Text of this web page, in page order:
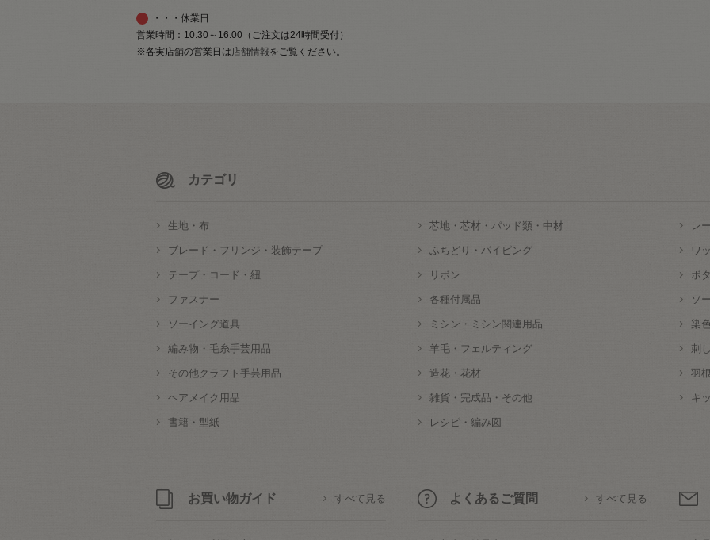
・・・休業日
営業時間：10:30～16:00（ご注文は24時間受付）
※各実店舗の営業日は店舗情報をご覧ください。
カテゴリ
生地・布 芯地・芯材・パッド類・中材 レ
ブレード・フリンジ・装飾テープ ふちどり・パイピング ワ
テープ・コード・紐 リボン ボ
ファスナー 各種付属品 ソ
ソーイング道具 ミシン・ミシン関連用品 染
編み物・毛糸手芸用品 羊毛・フェルティング 刺
その他クラフト手芸用品 造花・花材 羽
ヘアメイク用品 雑貨・完成品・その他 キ
書籍・型紙 レシピ・編み図
お買い物ガイド すべて見る よくあるご質問 すべて見る